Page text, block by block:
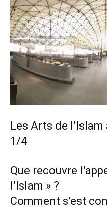
Les Arts de
1/4
Que recouvre
l’Islam » ?
Comment s’est